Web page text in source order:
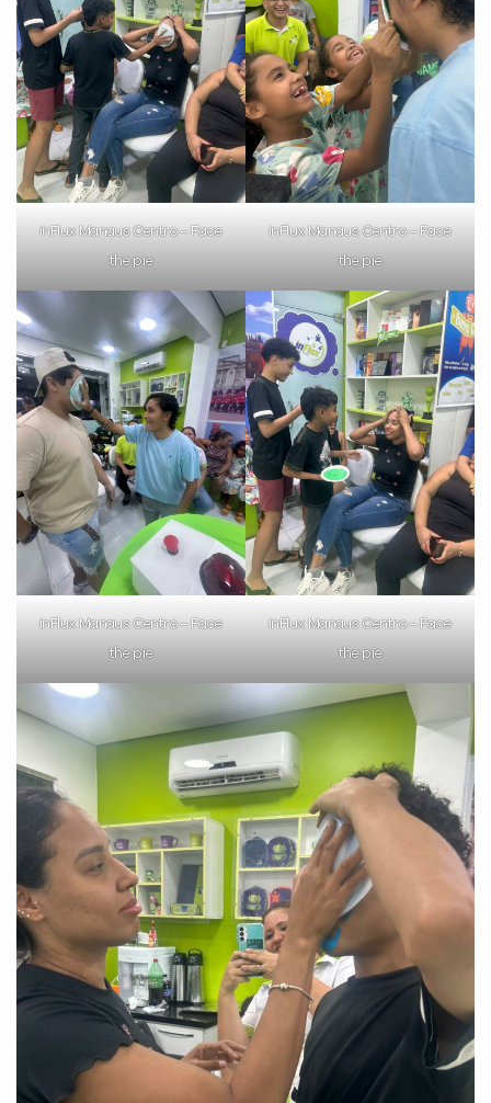
inFlux Manaus Centro – Face
the pie
inFlux Manaus Centro – Face
the pie
inFlux Manaus Centro – Face
the pie
inFlux Manaus Centro – Face
the pie